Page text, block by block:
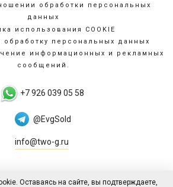
обработки персональных
данных
использования COOKIE
обработку персональных данных
информационных и рекламных
сообщений.
+7 926 039 05 58
@EvgSold
info@two-g.ru
20262Ж (2G studio)
Оставаясь на сайте, вы подтверждаете,